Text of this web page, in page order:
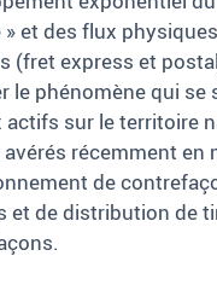
» et des flux
(fret express et
le phénomène qui se
actifs sur le territoire
récemment en
de
et de distribution de